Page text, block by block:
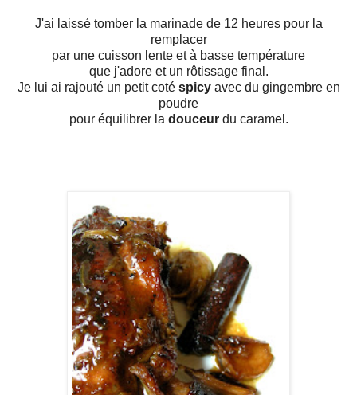
J'ai laissé tomber la marinade de 12 heures pour la
remplacer
par une cuisson lente et à basse température
que j'adore et un rôtissage final.
Je lui ai rajouté un petit coté spicyavec du gingembre en
poudre
pour équilibrer ladouceurdu caramel.